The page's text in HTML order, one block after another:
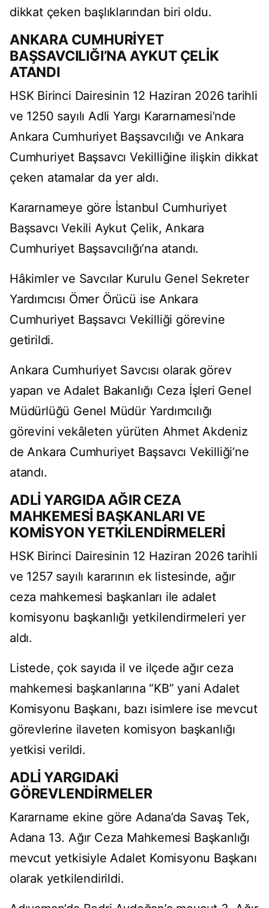
dikkat çeken başlıklarından biri oldu.
ANKARA CUMHURİYET
BAŞSAVCILIĞI’NA AYKUT ÇELİK
ATANDI
HSK Birinci Dairesinin 12 Haziran 2026 tarihli
ve 1250 sayılı Adli Yargı Kararnamesi’nde
Ankara Cumhuriyet Başsavcılığı ve Ankara
Cumhuriyet Başsavcı Vekilliğine ilişkin dikkat
çeken atamalar da yer aldı.
Kararnameye göre İstanbul Cumhuriyet
Başsavcı Vekili Aykut Çelik, Ankara
Cumhuriyet Başsavcılığı’na atandı.
Hâkimler ve Savcılar Kurulu Genel Sekreter
Yardımcısı Ömer Örücü ise Ankara
Cumhuriyet Başsavcı Vekilliği görevine
getirildi.
Ankara Cumhuriyet Savcısı olarak görev
yapan ve Adalet Bakanlığı Ceza İşleri Genel
Müdürlüğü Genel Müdür Yardımcılığı
görevini vekâleten yürüten Ahmet Akdeniz
de Ankara Cumhuriyet Başsavcı Vekilliği’ne
atandı.
ADLİ YARGIDA AĞIR CEZA
MAHKEMESİ BAŞKANLARI VE
KOMİSYON YETKİLENDİRMELERİ
HSK Birinci Dairesinin 12 Haziran 2026 tarihli
ve 1257 sayılı kararının ek listesinde, ağır
ceza mahkemesi başkanları ile adalet
komisyonu başkanlığı yetkilendirmeleri yer
aldı.
Listede, çok sayıda il ve ilçede ağır ceza
mahkemesi başkanlarına “KB” yani Adalet
Komisyonu Başkanı, bazı isimlere ise mevcut
görevlerine ilaveten komisyon başkanlığı
yetkisi verildi.
ADLİ YARGIDAKİ
GÖREVLENDİRMELER
Kararname ekine göre Adana’da Savaş Tek,
Adana 13. Ağır Ceza Mahkemesi Başkanlığı
mevcut yetkisiyle Adalet Komisyonu Başkanı
olarak yetkilendirildi.